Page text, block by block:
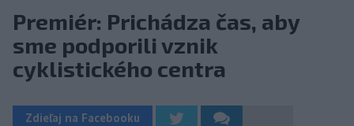
Premiér: Prichádza čas, aby
sme podporili vznik
cyklistického centra
Zdieľaj na Facebooku